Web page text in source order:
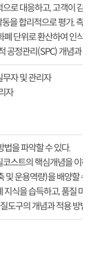
로 대응하고, 고객이 감동하
을 합리적으로 평가, 측정, 관
단위로 환산하여 인식, 평가
공정관리(SPC) 개념과 데이
무자 및 관리자
자
법을 파악할 수 있다.
스트의 핵심개념을 이해할 수
운용역량)을 배양할 수 있다.
식을 습득하고, 품질 마인드를
도구의 개념과 적용 방법을 파